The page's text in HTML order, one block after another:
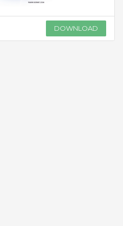
DOWNLOAD